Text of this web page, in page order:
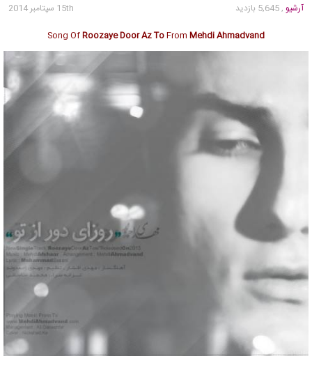
آرشیو , 5,645 بازدید
15th سپتامبر 2014
Song OfRoozaye Door Az ToFrom Mehdi Ahmadvand